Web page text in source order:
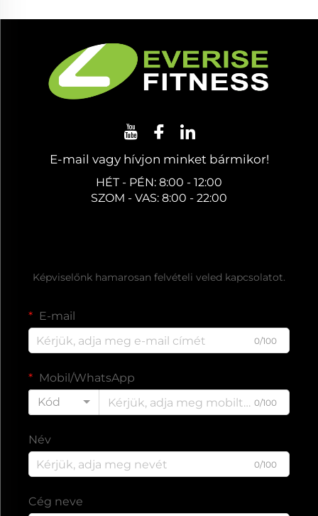
E-mail vagy hívjon minket bármikor!
HÉT - PÉN: 8:00 - 12:00
SZOM - VAS: 8:00 - 22:00
Képviselőnk hamarosan felvételi veled kapcsolatot.
E-mail
0/100
Mobil/WhatsApp
Kód
0/100
Név
0/100
Cég neve